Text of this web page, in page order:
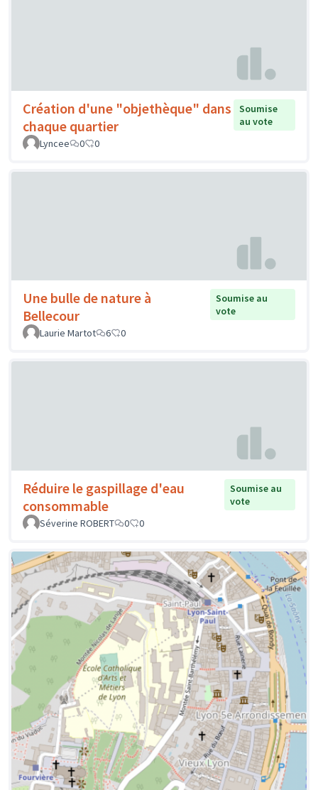
Création d'une "objethèque" dans
chaque quartier
Soumise
au vote
Lyncee
0 0
Une bulle de nature à
Bellecour
Soumise au
vote
Laurie Martot
6 0
Réduire le gaspillage d'eau
consommable
Soumise au
vote
Séverine ROBERT
0 0